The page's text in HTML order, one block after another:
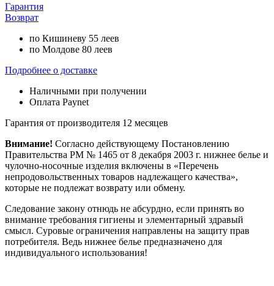
Гарантия
Возврат
по Кишиневу 55 леев
по Молдове 80 леев
Подробнее о доставке
Наличными при получении
Оплата Paynet
Гарантия от производителя 12 месяцев
Внимание! Согласно действующему Постановлению
Правительства РМ № 1465 от 8 декабря 2003 г. нижнее белье и
чулочно-носочные изделия включены в «Перечень
непродовольственных товаров надлежащего качества»,
которые не подлежат возврату или обмену.
Следование закону отнюдь не абсурдно, если принять во
внимание требования гигиены и элементарный здравый
смысл. Суровые ограничения направлены на защиту прав
потребителя. Ведь нижнее белье предназначено для
индивидуального использования!